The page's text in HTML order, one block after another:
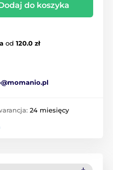
do koszyka
od 120.0 zł
24 miesięcy